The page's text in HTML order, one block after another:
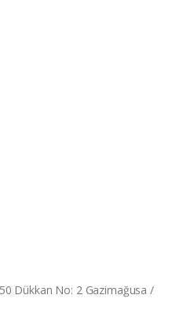
Dükkan No: 2 Gazimağusa /